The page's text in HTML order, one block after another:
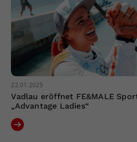
22.01.2025
Vadlau eröffnet FE&MALE
„Advantage Ladies“